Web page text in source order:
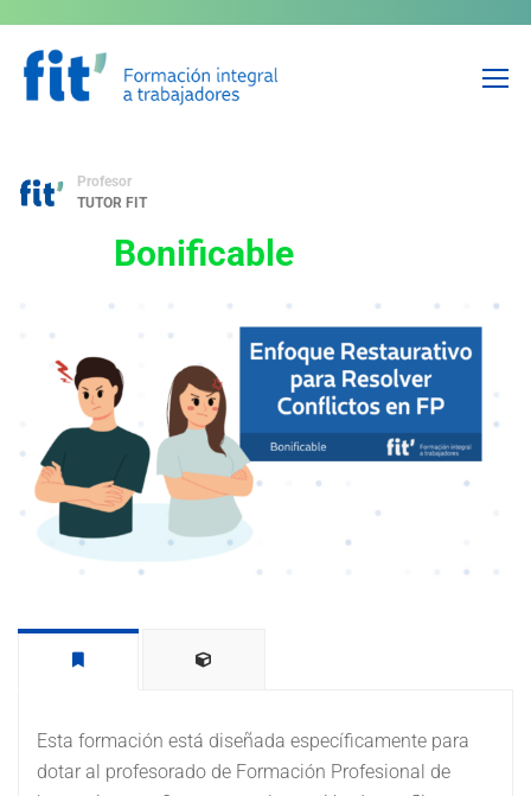
Enfoque Restaurativo para
Resolver Conflictos en FP
Profesor
TUTOR FIT
Bonificable
Esta formación está diseñada específicamente para
dotar al profesorado de Formación Profesional de